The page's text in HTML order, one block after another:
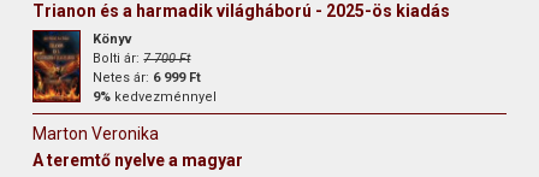
Trianon és a harmadik világháború - 2025-ös kiadás
Könyv
Bolti ár:7 700 Ft
Netes ár: 6 999 Ft
9% kedvezménnyel
Marton Veronika
A teremtő nyelve a magyar